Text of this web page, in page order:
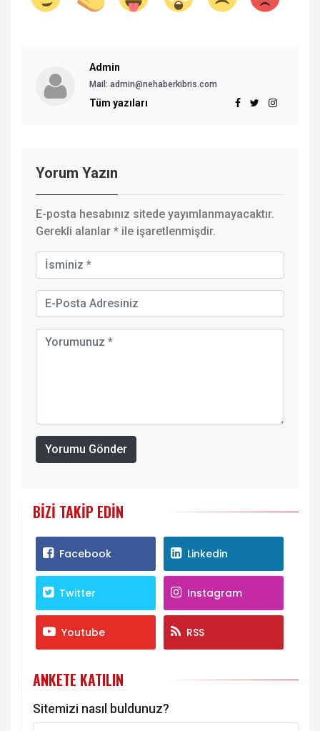
Admin
Mail: admin@nehaberkibris.com
Tüm yazıları
Yorum Yazın
E-posta hesabınız sitede yayımlanmayacaktır.
Gerekli alanlar * ile işaretlenmişdir.
Yorumu Gönder
BIZI TAKIP EDIN
Facebook Linkedin
Twitter Instagram
Youtube RSS
ANKETE KATILIN
Sitemizi nasıl buldunuz?